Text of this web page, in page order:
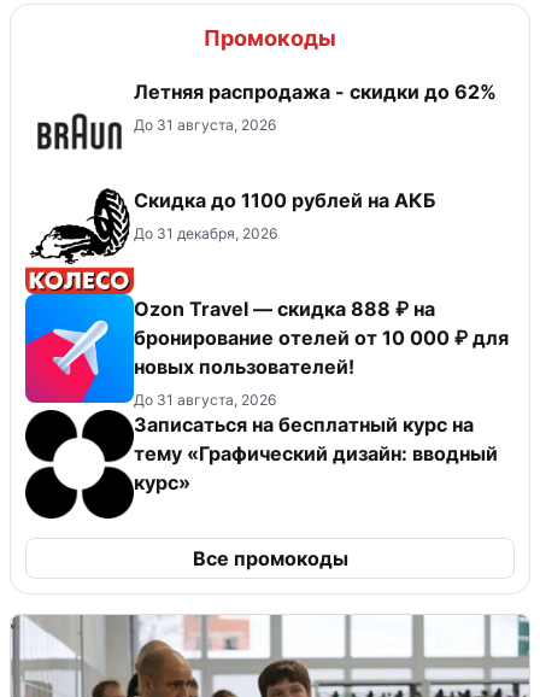
Промокоды
Летняя распродажа - скидки до 62%
До 31 августа, 2026
Скидка до 1100 рублей на АКБ
До 31 декабря, 2026
Ozon Travel — скидка 888 ₽ на
бронирование отелей от 10 000 ₽ для
новых пользователей!
До 31 августа, 2026
Записаться на бесплатный курс на
тему «Графический дизайн: вводный
курс»
Все промокоды